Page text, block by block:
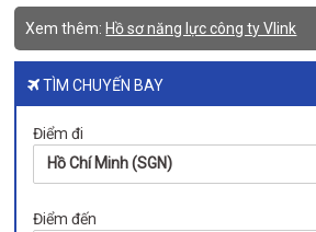
Xem thêm: Hồ sơ năng lực công ty Vlink
TÌM CHUYẾN BAY
Điểm đi
Hồ Chí Minh (SGN)
Điểm đến